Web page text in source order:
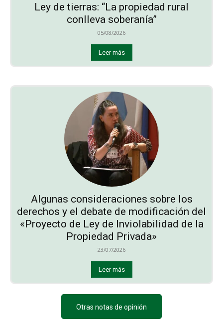
Ley de tierras: “La propiedad rural
conlleva soberanía”
05/08/2026
Leer más
Algunas consideraciones sobre los
derechos y el debate de modificación del
«Proyecto de Ley de Inviolabilidad de la
Propiedad Privada»
23/07/2026
Leer más
Otras notas de opinión